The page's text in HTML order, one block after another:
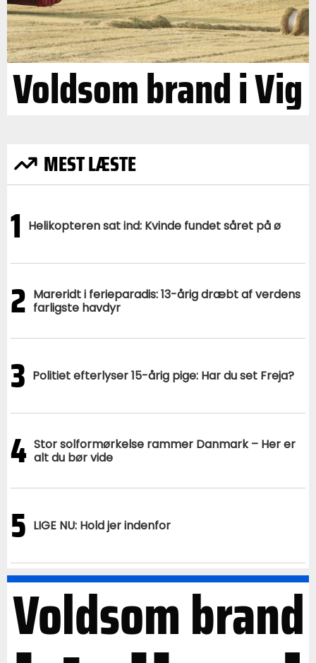
Voldsom brand i Vig
MEST LÆSTE
1 Helikopteren sat ind: Kvinde fundet såret på ø
2 Mareridt i ferieparadis: 13-årig dræbt af verdens
farligste havdyr
3 Politiet efterlyser 15-årig pige: Har du set Freja?
4 Stor solformørkelse rammer Danmark – Her er
alt du bør vide
5 LIGE NU: Hold jer indenfor
Voldsom brand